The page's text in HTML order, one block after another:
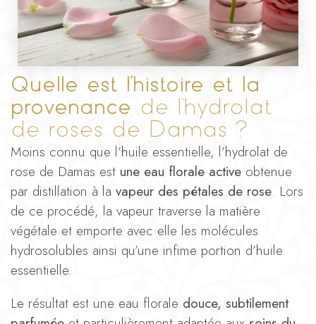
Quelle est l’histoire et la
provenance
de l’hydrolat
de roses de Damas ?
Moins connu que l’huile essentielle, l’hydrolat de
rose de Damas est une eau florale active obtenue
par distillation à la vapeur des pétales de rose. Lors
de ce procédé, la vapeur traverse la matière
végétale et emporte avec elle les molécules
hydrosolubles ainsi qu’une infime portion d’huile
essentielle.
Le résultat est une eau florale douce, subtilement